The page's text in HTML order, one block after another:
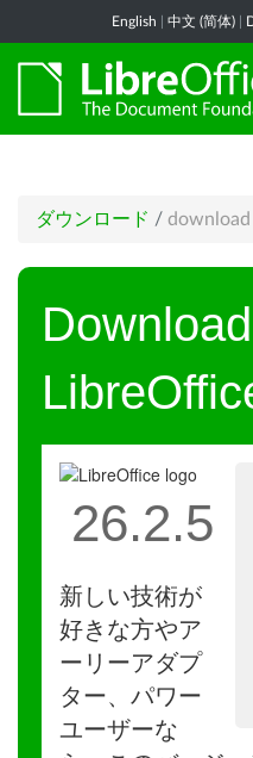
English 中文 (简体)
ダウンロード / download
Download
26.2.5
新しい技術が
好きな方やア
ーリーアダプ
ター、パワー
ユーザーな